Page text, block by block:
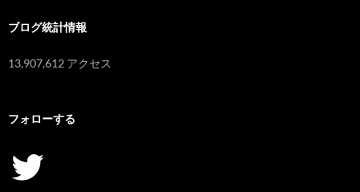
ブログ統計情報
13,907,612 アクセス
フォローする
Twitter